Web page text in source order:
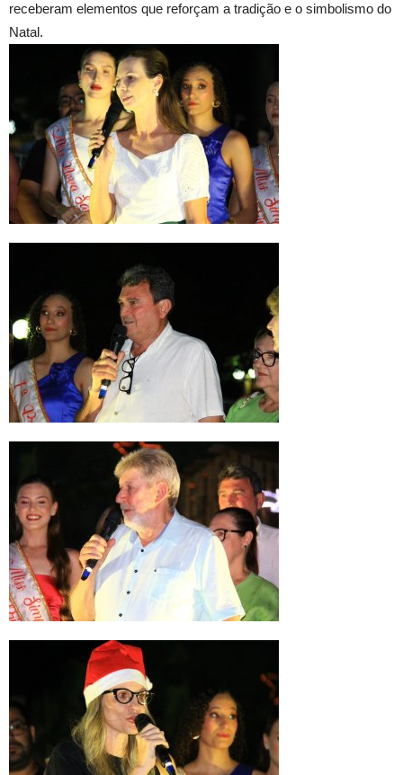
receberam elementos que reforçam a tradição e o simbolismo do
Natal.